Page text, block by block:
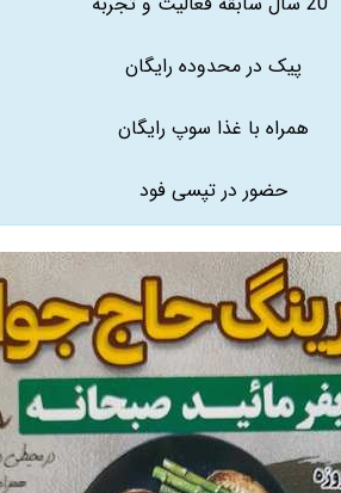
پیک در محدوده رایگان
همراه با غذا سوپ رایگان
حضور در تپسی فود